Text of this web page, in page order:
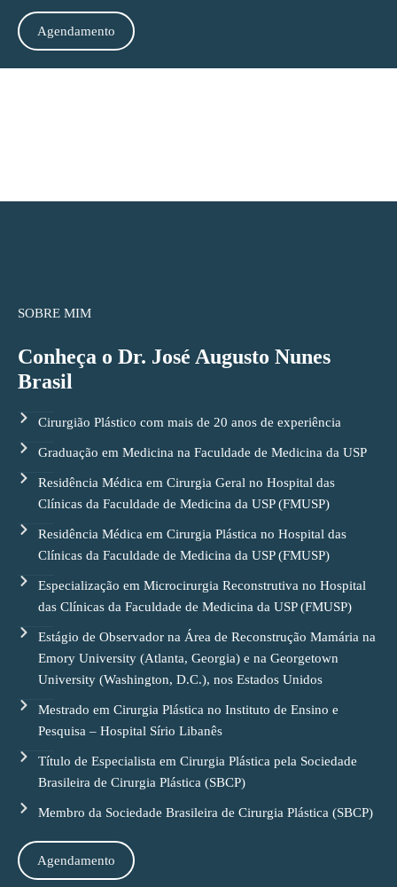
Agendamento
SOBRE MIM
Conheça o Dr. José Augusto Nunes
Brasil
Cirurgião Plástico com mais de 20 anos de experiência
Graduação em Medicina na Faculdade de Medicina da USP
Residência Médica em Cirurgia Geral no Hospital das
Clínicas da Faculdade de Medicina da USP (FMUSP)
Residência Médica em Cirurgia Plástica no Hospital das
Clínicas da Faculdade de Medicina da USP (FMUSP)
Especialização em Microcirurgia Reconstrutiva no Hospital
das Clínicas da Faculdade de Medicina da USP (FMUSP)
Estágio de Observador na Área de Reconstrução Mamária na
Emory University (Atlanta, Georgia) e na Georgetown
University (Washington, D.C.), nos Estados Unidos
Mestrado em Cirurgia Plástica no Instituto de Ensino e
Pesquisa – Hospital Sírio Libanês
Título de Especialista em Cirurgia Plástica pela Sociedade
Brasileira de Cirurgia Plástica (SBCP)
Membro da Sociedade Brasileira de Cirurgia Plástica (SBCP)
Agendamento